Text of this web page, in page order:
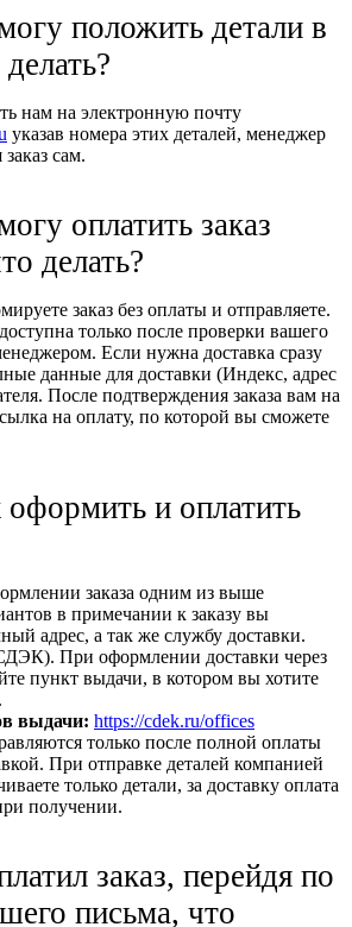
положить детали в
нам на электронную почту
указав номера этих деталей, менеджер
сам.
оплатить заказ
делать?
заказ без оплаты и отправляете.
только после проверки вашего
Если нужна доставка сразу
данные для доставки (Индекс, адрес
После подтверждения заказа вам на
на оплату, по которой вы сможете
и оплатить
заказа одним из выше
в примечании к заказу вы
адрес, а так же службу доставки.
При оформлении доставки через
пункт выдачи, в котором вы хотите
выдачи: https://cdek.ru/offices
только после полной оплаты
При отправке деталей компанией
только детали, за доставку оплата
получении.
заказ, перейдя по
письма, что